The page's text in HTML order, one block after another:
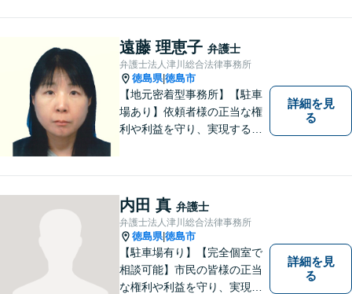
室対応でプライバシーが守ら
れます。【無料駐車場】
遠藤 理恵子 弁護士
弁護士法人津川総合法律事務所
徳島県|徳島市
【地元密着型事務所】【駐車
場あり】依頼者様の正当な権
利や利益を守り、実現するた
を払い、丁寧に対処してまい
ります。個人・法人問わずあ
らゆる問題に対応可能！
詳細を見
る
内田 真 弁護士
弁護士法人津川総合法律事務所
徳島県|徳島市
【駐車場有り】【完全個室で
相談可能】市民の皆様の正当
な権利や利益を守り、実現す
詳細を見
る